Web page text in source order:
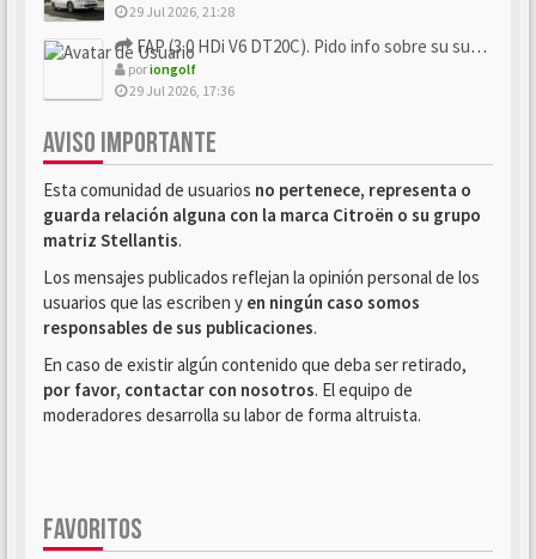
29 Jul 2026, 21:28
FAP (3.0 HDi V6 DT20C). Pido info sobre su sustitución
poriongolf
29 Jul 2026, 17:36
AVISO IMPORTANTE
Esta comunidad de usuarios no pertenece, representa o
guarda relación alguna con la marca Citroën o su grupo
matriz Stellantis.
Los mensajes publicados reflejan la opinión personal de los
usuarios que las escriben y en ningún caso somos
responsables de sus publicaciones.
En caso de existir algún contenido que deba ser retirado,
por favor, contactar con nosotros. El equipo de
moderadores desarrolla su labor de forma altruista.
FAVORITOS